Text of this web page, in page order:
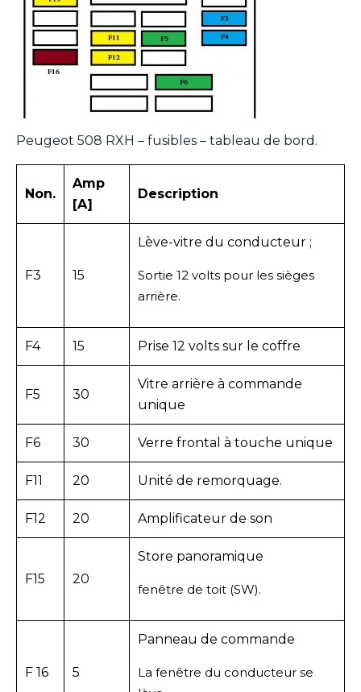
Peugeot 508 RXH – fusibles – tableau de bord.
Non.
Amp
[A]
Description
F3 15
Lève-vitre du conducteur ;
Sortie 12 volts pour les sièges
arrière.
F4 15 Prise 12 volts sur le coffre
F5 30
Vitre arrière à commande
unique
F6 30 Verre frontal à touche unique
F11 20 Unité de remorquage.
F12 20 Amplificateur de son
F15 20
Store panoramique
fenêtre de toit (SW).
F 16 5
Panneau de commande
La fenêtre du conducteur se